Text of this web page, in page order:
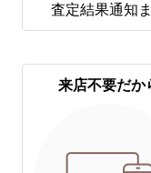
査定結果通知
来店不要だか